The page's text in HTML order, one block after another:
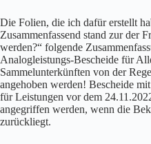
Die Folien, die ich dafür erstellt
Zusammenfassend stand zur der
werden?“ folgende
Analogleistungs-Bescheide für
Sammelunterkünften von der
angehoben werden! Bescheide
für Leistungen vor dem
angegriffen werden, wenn die
zurückliegt.